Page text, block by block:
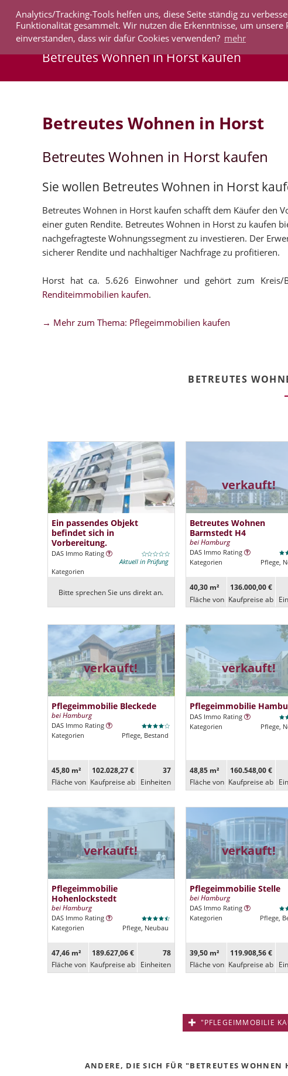
Analytics/Tracking-Tools helfen uns, diese Seite ständig zu
Funktionalität gesammelt. Wir nutzen die Erkenntnisse, um
einverstanden, dass wir dafür Cookies verwenden? mehr
IMMOBILIEN
Betreutes Wohnen in Horst kaufen
Betreutes Wohnen in Horst
Betreutes Wohnen in Horst kaufen
Sie wollen Betreutes Wohnen in Horst
Betreutes Wohnen in Horst kaufen schafft dem Käufer den
einer guten Rendite. Betreutes Wohnen in Horst zu kaufen
nachgefragteste Wohnungssegment zu investieren. Der
sicherer Rendite und nachhaltiger Nachfrage zu profitieren.
Horst hat ca. 5.626 Einwohner und gehört zum Kreis/
Renditeimmobilien kaufen.
→ Mehr zum Thema: Pflegeimmobilien kaufen
BETREUTES
Ein passendes Objekt
befindet sich in
Vorbereitung.
DAS Immo Rating
Aktuell in Prüfung
Kategorien
Bitte sprechen Sie uns direkt an.
verkauft!
Betreutes Wohnen
Barmstedt H4
bei Hamburg
DAS Immo Rating
Kategorien
Pflege,
40,30 m²
Fläche von
136.000,00 €
Kaufpreise ab
verkauft!
Pflegeimmobilie Bleckede
bei Hamburg
DAS Immo Rating
Kategorien
Pflege, Bestand
45,80 m²
Fläche von
102.028,27 €
Kaufpreise ab
37
Ein­heiten
verkauft!
Pflegeimmobilie
DAS Immo Rating
Kategorien
Pflege,
48,85 m²
Fläche von
160.548,00 €
Kaufpreise ab
verkauft!
Pflegeimmobilie
Hohenlockstedt
bei Hamburg
DAS Immo Rating
Kategorien
Pflege, Neubau
47,46 m²
Fläche von
189.627,06 €
Kaufpreise ab
78
Ein­heiten
verkauft!
Pflegeimmobilie Stelle
bei Hamburg
DAS Immo Rating
Kategorien
Pflege,
39,50 m²
Fläche von
119.908,56 €
Kaufpreise ab
"PFLEGEIMMOBILIE
ANDERE, DIE SICH FÜR "BETREUTES WOHNEN